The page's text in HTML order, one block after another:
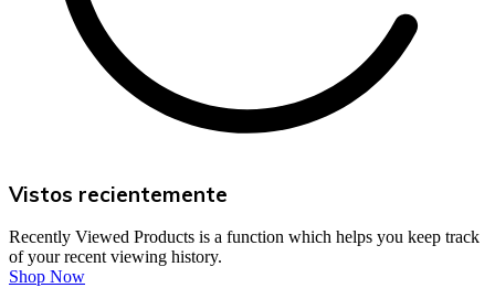
Vistos recientemente
Recently Viewed Products is a function which helps you keep track
of your recent viewing history.
Shop Now